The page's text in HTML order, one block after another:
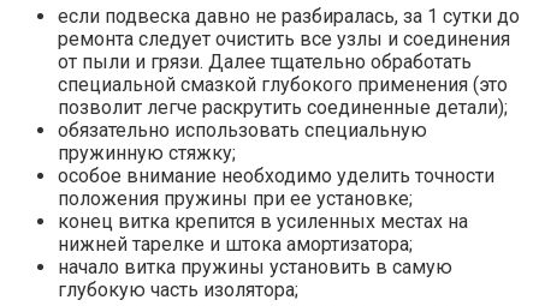
если подвеска давно не разбиралась, за 1 сутки до
ремонта следует очистить все узлы и соединения
от пыли и грязи. Далее тщательно обработать
специальной смазкой глубокого применения (это
позволит легче раскрутить соединенные детали);
обязательно использовать специальную
пружинную стяжку;
особое внимание необходимо уделить точности
положения пружины при ее установке;
конец витка крепится в усиленных местах на
нижней тарелке и штока амортизатора;
начало витка пружины установить в самую
глубокую часть изолятора;